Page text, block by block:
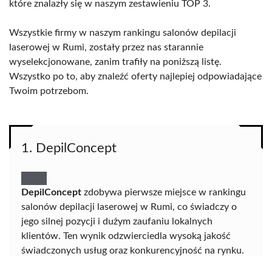
które znalazły się w naszym zestawieniu TOP 3.
Wszystkie firmy w naszym rankingu salonów depilacji
laserowej w Rumi, zostały przez nas starannie
wyselekcjonowane, zanim trafiły na poniższą listę.
Wszystko po to, aby znaleźć oferty najlepiej odpowiadające
Twoim potrzebom.
1. DepilConcept
DepilConcept zdobywa pierwsze miejsce w rankingu
salonów depilacji laserowej w Rumi, co świadczy o
jego silnej pozycji i dużym zaufaniu lokalnych
klientów. Ten wynik odzwierciedla wysoką jakość
świadczonych usług oraz konkurencyjność na rynku.